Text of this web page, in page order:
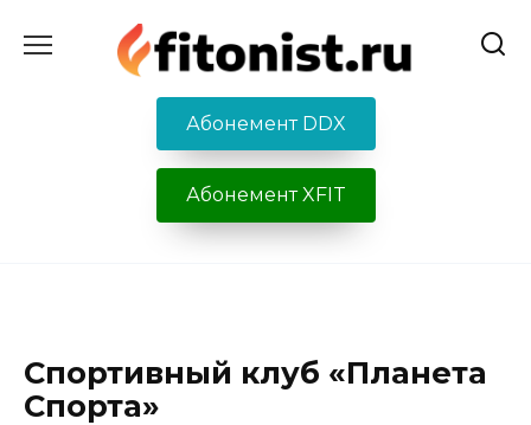
содержанию
Абонемент DDX
Абонемент XFIT
Спортивный клуб «Планета
Спорта»